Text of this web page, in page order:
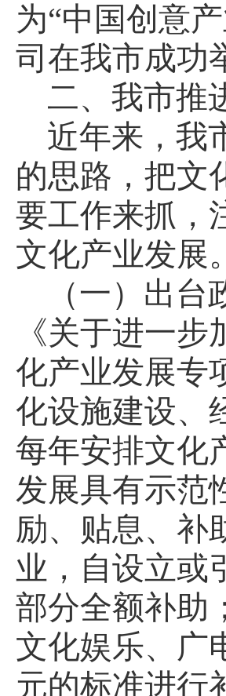
为“中国创意
司在我市成功
二、我市推
近年来，我
的思路，把文
要工作来抓，
文化产业发展
（一）出
《关于进一
化产业发展专
化设施建设、
每年安排文化
发展具有示范
励、贴息、补
业，自设立或
部分全额补助
文化娱乐、广
元的标准进行